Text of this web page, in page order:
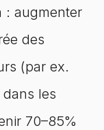
: augmenter
des
(par ex.
les
70–85%